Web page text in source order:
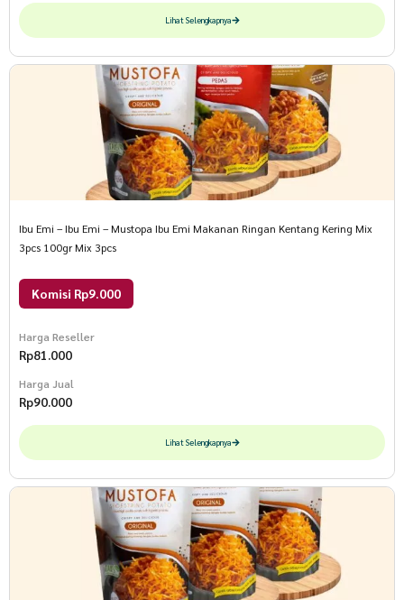
Lihat Selengkapnya
Ibu Emi – Ibu Emi – Mustopa Ibu Emi Makanan Ringan Kentang Kering Mix
3pcs 100gr Mix 3pcs
Komisi Rp9.000
Harga Reseller
Rp81.000
Harga Jual
Rp90.000
Lihat Selengkapnya